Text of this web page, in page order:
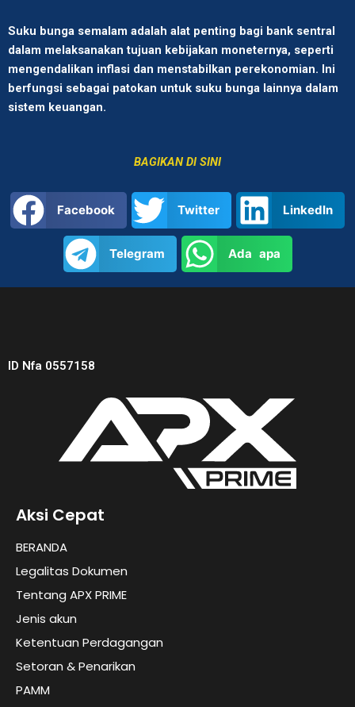
Suku bunga semalam adalah alat penting bagi bank sentral
dalam melaksanakan tujuan kebijakan moneternya, seperti
mengendalikan inflasi dan menstabilkan perekonomian. Ini
berfungsi sebagai patokan untuk suku bunga lainnya dalam
sistem keuangan.
BAGIKAN DI SINI
Facebook Twitter LinkedIn
Telegram Ada apa
ID Nfa 0557158
Aksi Cepat
BERANDA
Legalitas Dokumen
Tentang APX PRIME
Jenis akun
Ketentuan Perdagangan
Setoran & Penarikan
PAMM